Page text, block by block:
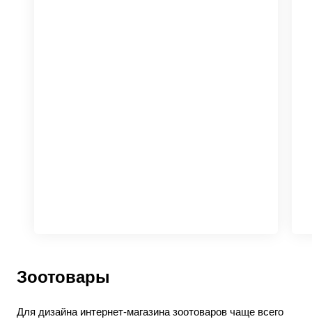
Зоотовары
Для дизайна интернет-магазина зоотоваров чаще всего